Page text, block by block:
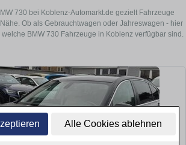
Alle Cookies ablehnen
730 bei Koblenz-Automarkt.de gezielt Fahrzeuge
Ob als Gebrauchtwagen oder Jahreswagen - hier
BMW 730 Fahrzeuge in Koblenz verfügbar sind.